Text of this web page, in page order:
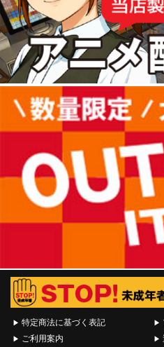
特定商法に基づく表記
ご利用案内